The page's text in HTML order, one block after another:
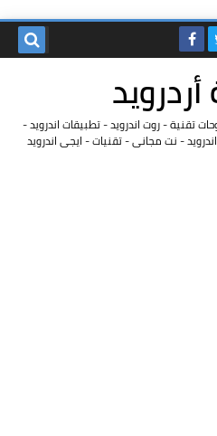
تقنية - روت اندرويد - تطبيقات اندرويد -
- نت مجانى - تقنيات - ايجى اندرويد